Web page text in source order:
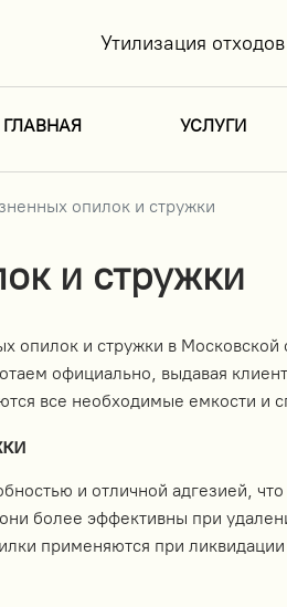
Утилизация
ГЛАВНАЯ УСЛУГИ
опилок и стружки
и стружки
опилок и стружки в
официально, выдавая
все необходимые емкости и
и отличной адгезией,
более эффективны при
применяются при